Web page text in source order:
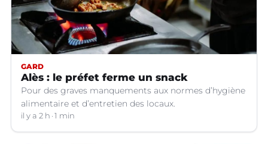
GARD
Alès : le préfet ferme un snack
Pour des graves manquements aux normes d’hygiène
alimentaire et d’entretien des locaux.
il y a 2 h 1 min